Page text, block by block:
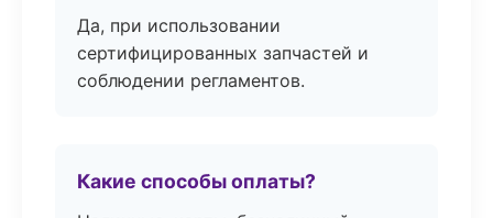
Да, при использовании
сертифицированных запчастей и
соблюдении регламентов.
Какие способы оплаты?